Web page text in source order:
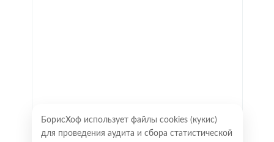
БорисХоф использует файлы cookies (кукиc)
для проведения аудита и сбора статистической